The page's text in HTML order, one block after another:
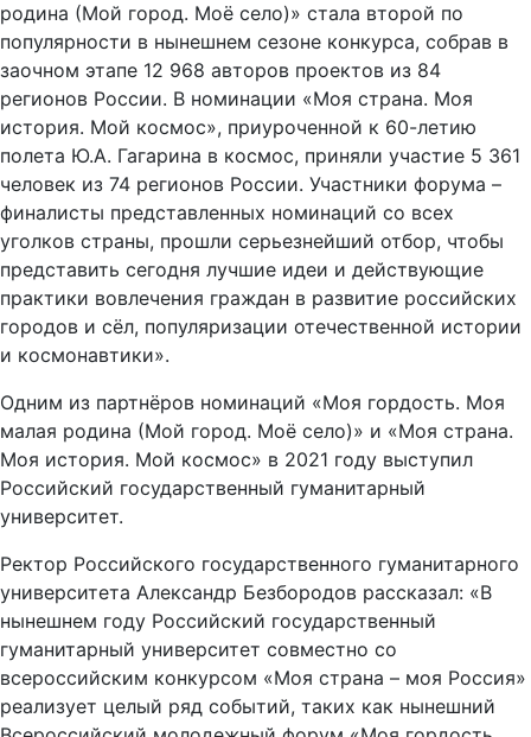
родина (Мой город. Моё село)» стала второй по
популярности в нынешнем сезоне конкурса, собрав в
заочном этапе 12 968 авторов проектов из 84
регионов России. В номинации «Моя страна. Моя
история. Мой космос», приуроченной к 60-летию
полета Ю.А. Гагарина в космос, приняли участие 5 361
человек из 74 регионов России. Участники форума –
финалисты представленных номинаций со всех
уголков страны, прошли серьезнейший отбор, чтобы
представить сегодня лучшие идеи и действующие
практики вовлечения граждан в развитие российских
городов и сёл, популяризации отечественной истории
и космонавтики».
Одним из партнёров номинаций «Моя гордость. Моя
малая родина (Мой город. Моё село)» и «Моя страна.
Моя история. Мой космос» в 2021 году выступил
Российский государственный гуманитарный
университет.
Ректор Российского государственного гуманитарного
университета Александр Безбородов рассказал: «В
нынешнем году Российский государственный
гуманитарный университет совместно со
всероссийским конкурсом «Моя страна – моя Россия»
реализует целый ряд событий, таких как нынешний